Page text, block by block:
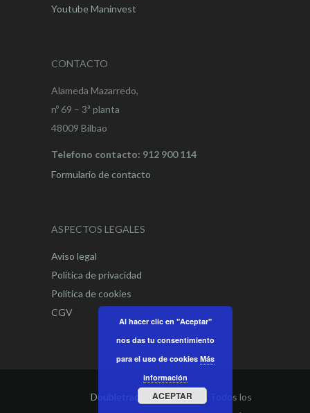
Youtube Maninvest
CONTACTO
Alameda Mazarredo,
nº 69 – 3ª planta
48009 Bilbao
Telefono contacto: 912 900 114
Formulario de contacto
ASPECTOS LEGALES
Aviso legal
Política de privacidad
Política de cookies
CGV
Doubletrade Spain© 2021. Todos los
Al hacer clic en "Aceptar"
nos das tu consentimiento
para el uso de cookies Más
información
ACEPTAR